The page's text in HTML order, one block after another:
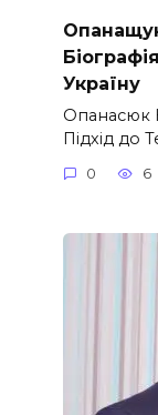
Україну
Опанасюк
Підхід до
0 6